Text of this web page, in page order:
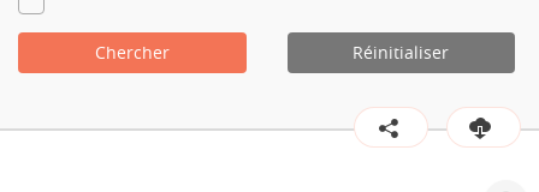
Chercher Réinitialiser